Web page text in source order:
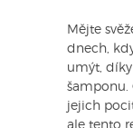
Mějte
dnech,
umýt,
šamponu.
jejich
ale tento